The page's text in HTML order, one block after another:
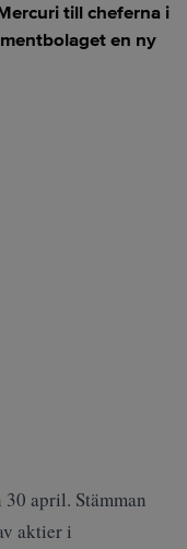
till cheferna i
en ny
april. Stämman
aktier i